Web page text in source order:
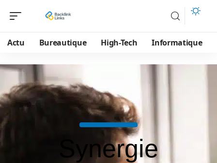
Actu Bureautique High-Tech Informatique
Synergie